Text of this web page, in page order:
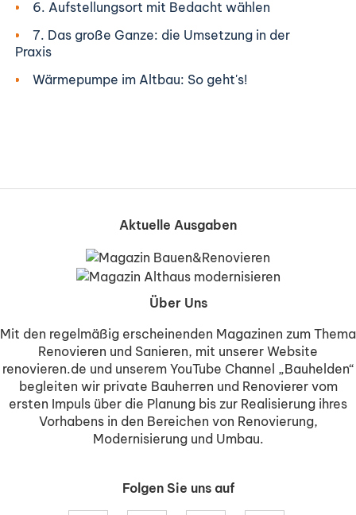
6. Aufstellungsort mit Bedacht wählen
7. Das große Ganze: die Umsetzung in der
Praxis
Wärmepumpe im Altbau: So geht's!
Aktuelle Ausgaben
Über Uns
Mit den regelmäßig erscheinenden Magazinen zum Thema
Renovieren und Sanieren, mit unserer Website
renovieren.de und unserem YouTube Channel „Bauhelden“
begleiten wir private Bauherren und Renovierer vom
ersten Impuls über die Planung bis zur Realisierung ihres
Vorhabens in den Bereichen von Renovierung,
Modernisierung und Umbau.
Folgen Sie uns auf